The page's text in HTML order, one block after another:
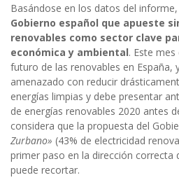
Basándose en los datos del informe,
Gobierno español que apueste
renovables como sector clave
económica y ambiental. Este
futuro de las renovables en España,
amenazado con reducir
energías limpias y debe presentar
de energías renovables 2020 antes
considera que la propuesta del
Zurbano» (43% de electricidad
primer paso en la dirección correcta
puede recortar.